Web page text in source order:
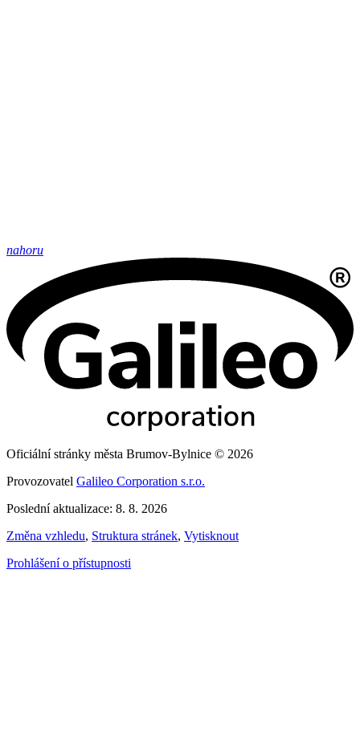
nahoru
Oficiální stránky města Brumov-Bylnice © 2026
Provozovatel Galileo Corporation s.r.o.
Poslední aktualizace: 8. 8. 2026
Změna vzhledu, Struktura stránek, Vytisknout
Prohlášení o přístupnosti